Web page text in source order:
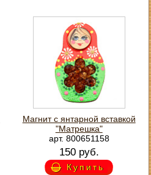
Магнит с янтарной вставкой
"Матрешка"
арт. 800651158
150 руб.
Купить